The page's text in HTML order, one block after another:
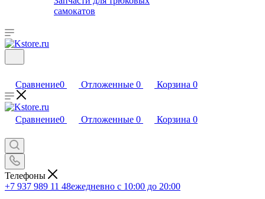
самокатов
Сравнение0 Отложенные 0 Корзина 0
Сравнение0 Отложенные 0 Корзина 0
Телефоны
+7 937 989 11 48ежедневно с 10:00 до 20:00